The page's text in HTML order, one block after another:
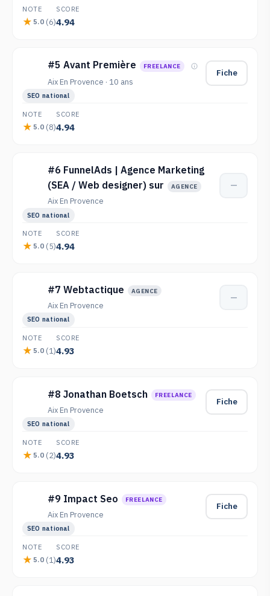
NOTE
5.0 (6)
SCORE
4.94
#5 Avant Première FREELANCE
Aix En Provence · 10 ans
Fiche
SEO national
NOTE
5.0 (8)
SCORE
4.94
#6 FunnelAds | Agence Marketing
(SEA / Web designer) sur
AGENCE
Aix En Provence
—
SEO national
NOTE
5.0 (5)
SCORE
4.94
#7 Webtactique AGENCE
Aix En Provence
—
SEO national
NOTE
5.0 (1)
SCORE
4.93
#8 Jonathan Boetsch FREELANCE
Aix En Provence
Fiche
SEO national
NOTE
5.0 (2)
SCORE
4.93
#9 Impact Seo FREELANCE
Aix En Provence
Fiche
SEO national
NOTE
5.0 (1)
SCORE
4.93